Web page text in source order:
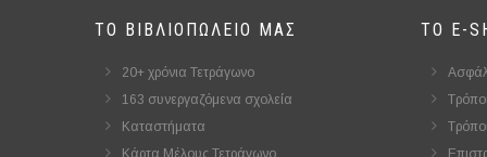
ΤΟ ΒΙΒΛΙΟΠΩΛΕΊΟ ΜΑΣ
20+ χρόνια Τετράγωνο
163 συνεργαζόμενα σχολεία
Καταστήματα
Κάρτα Μέλους Τετράγωνο
ΤΟ E-